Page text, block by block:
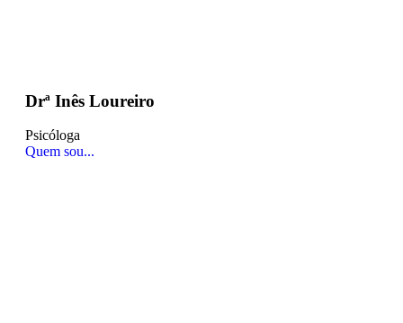
Drª Inês Loureiro
Psicóloga
Quem sou...